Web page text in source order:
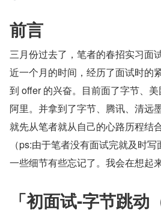
前言
三月份过去了，笔者的春招实习面
近一个月的时间，经历了面试时的
到 offer 的兴奋。目前面了字节、美
阿里。并拿到了字节、腾讯、清远
就先从笔者就从自己的心路历程结
（ps:由于笔者没有面试完就及时
一些细节有些忘记了。我会在想起
「初面试-字节跳动